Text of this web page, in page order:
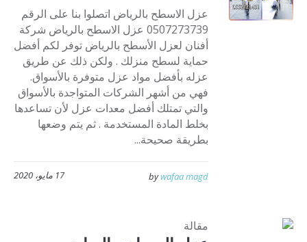
عزل الاسطح بالرياض اتصلوا بنا على الرقم
0507273739 عزل الاسطح بالرياض شركة
أفنان لعزل الأسطح بالرياض توفر لكم أفضل
حماية لسطح منزلك . ولكن ذلك عن طريق
عزله بأفضل مواد عزل متوفرة بالأسواق.
فهي من أشهر الشركات المتواجدة بالأسواق
والتي تمتلك أفضل معدات عزل لأن تساعدها
بخلط المادة المستخدمة . ثم يتم وضعها
بطريقة صحيحة...
17 مايو، 2020 bywafaa magd
مقالة